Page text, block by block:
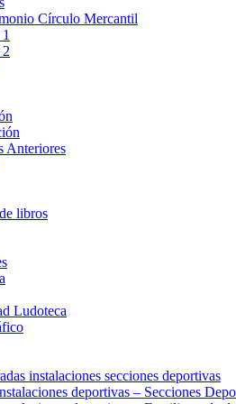
Círculo Mercantil
Anteriores
libros
Ludoteca
instalaciones secciones deportivas
deportivas – Secciones